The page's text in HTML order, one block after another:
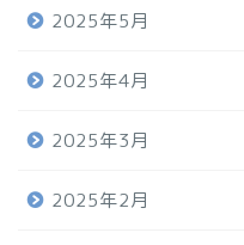
2025年5月
2025年4月
2025年3月
2025年2月